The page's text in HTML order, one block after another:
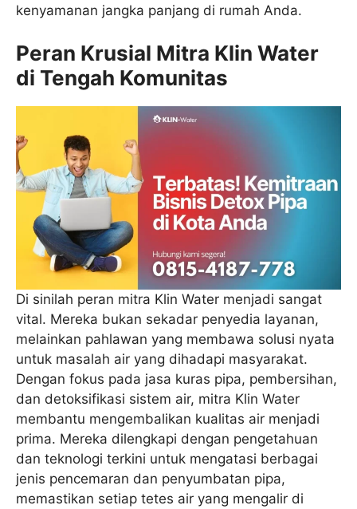
kenyamanan jangka panjang di rumah Anda.
Peran Krusial Mitra Klin Water
di Tengah Komunitas
Di sinilah peran mitra Klin Water menjadi sangat
vital. Mereka bukan sekadar penyedia layanan,
melainkan pahlawan yang membawa solusi nyata
untuk masalah air yang dihadapi masyarakat.
Dengan fokus pada jasa kuras pipa, pembersihan,
dan detoksifikasi sistem air, mitra Klin Water
membantu mengembalikan kualitas air menjadi
prima. Mereka dilengkapi dengan pengetahuan
dan teknologi terkini untuk mengatasi berbagai
jenis pencemaran dan penyumbatan pipa,
memastikan setiap tetes air yang mengalir di